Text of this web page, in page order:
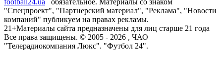
football24.ua
обязательное. Материалы со знаком
"Спецпроект", "Партнерский материал", "Реклама", "Новости
компаний" публикуем на правах рекламы.
21+Материалы сайта предназначены для лиц старше 21 года
Все права защищены. © 2005 - 2026 , ЧАО
"Телерадиокомпания Люкс". "Футбол 24".